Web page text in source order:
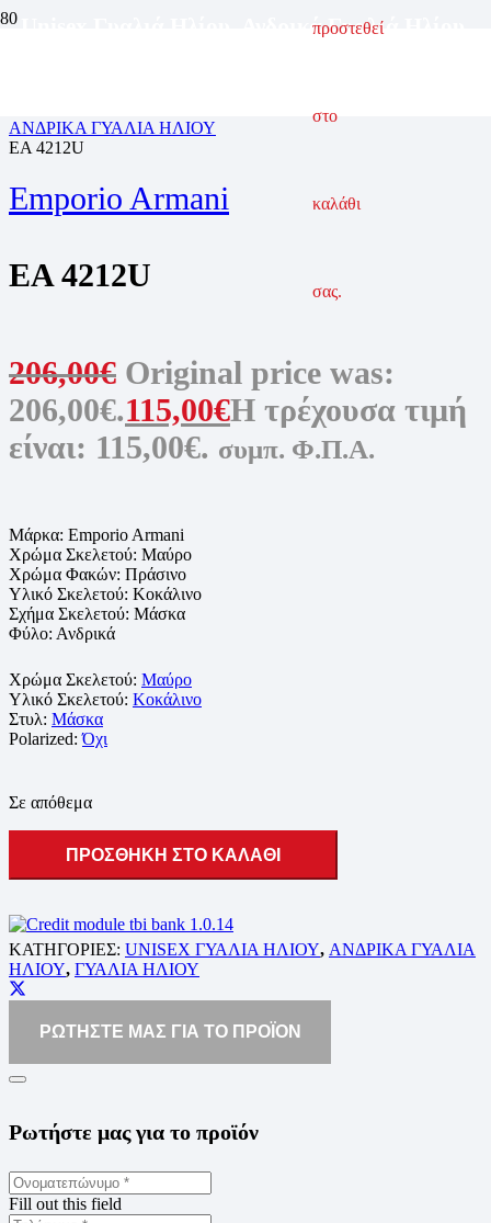
προστεθεί
στο
καλάθι
σας.
Ανδρικά Γυαλιά Ηλίου
ΑΝΔΡΙΚΑ ΓΥΑΛΙΑ ΗΛΙΟΥ
EA 4212U
Emporio Armani
EA 4212U
206,00€ Original price was:
206,00€.115,00€Η τρέχουσα τιμή
είναι: 115,00€. συμπ. Φ.Π.Α.
Μάρκα: Emporio Armani
Χρώμα Σκελετού: Μαύρο
Χρώμα Φακών: Πράσινο
Υλικό Σκελετού: Κοκάλινο
Σχήμα Σκελετού: Μάσκα
Φύλο: Ανδρικά
Χρώμα Σκελετού: Μαύρο
Υλικό Σκελετού: Κοκάλινο
Στυλ: Μάσκα
Polarized:Όχι
Σε απόθεμα
ΠΡΟΣΘΗΚΗ ΣΤΟ ΚΑΛΑΘΙ
ΚΑΤΗΓΟΡΙΕΣ: UNISEX ΓΥΑΛΙΑ ΗΛΙΟΥ, ΑΝΔΡΙΚΑ ΓΥΑΛΙΑ
ΗΛΙΟΥ, ΓΥΑΛΙΑ ΗΛΙΟΥ
ΡΩΤΗΣΤΕ ΜΑΣ ΓΙΑ ΤΟ ΠΡΟΪΟΝ
Ρωτήστε μας για το προϊόν
Fill out this field